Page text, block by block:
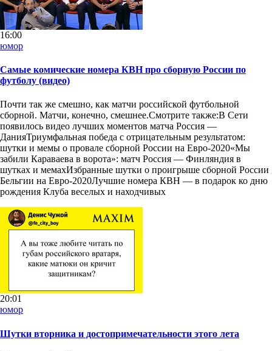
16:00
юмор
Самые комические номера КВН про сборную России по
футболу (видео)
Почти так же смешно, как матчи российской футбольной
сборной. Матчи, конечно, смешнее.Смотрите также:В Сети
появилось видео лучших моментов матча Россия —
ДанияТриумфальная победа с отрицательным результатом:
шутки и мемы о провале сборной России на Евро-2020«Мы
забили Караваева в ворота»: матч Россия — Финляндия в
шутках и мемахИзбранные шутки о проигрыше сборной России
Бельгии на Евро-2020Лучшие номера КВН — в подарок ко дню
рождения Клуба веселых и находчивых
20:01
юмор
Шутки вторника и достопримечательности этого лета